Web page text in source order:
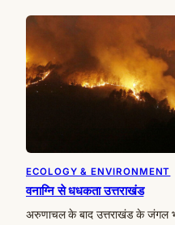
ECOLOGY & ENVIRONMENT
वनाग्नि से धधकता उत्तराखंड
अरुणाचल के बाद उत्तराखंड के जंगल